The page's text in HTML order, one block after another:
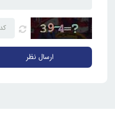
No deterioration no dry
افت کیفیت
این محصول برای تکنسین‌های
لحیم‌کاری و استفاده‌های عمومی
ارسال نظر